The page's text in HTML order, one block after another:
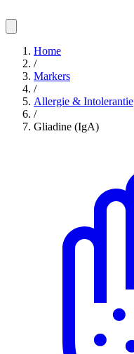
Home
/
Markers
/
Allergie & Intolerantie
/
Gliadine (IgA)